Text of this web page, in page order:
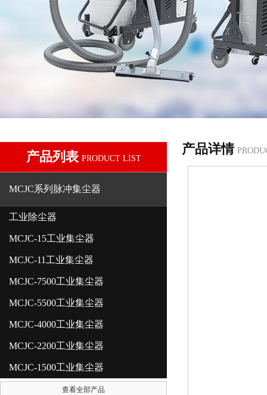
产品列表 PRODUCT LIST
MCJC系列脉冲集尘器
工业除尘器
MCJC-15工业集尘器
MCJC-11工业集尘器
MCJC-7500工业集尘器
MCJC-5500工业集尘器
MCJC-4000工业集尘器
MCJC-2200工业集尘器
MCJC-1500工业集尘器
查看全部产品
产品详情